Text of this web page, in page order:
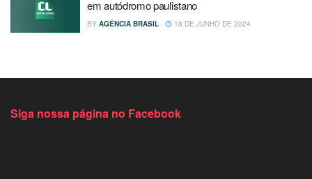
em autódromo paulistano
BY AGÊNCIA BRASIL 18 DE JUNHO DE 2024
Siga nossa página no Facebook